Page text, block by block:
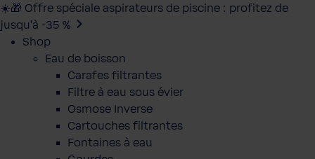
☀️🎁 Offre spéciale aspirateurs de piscine : profitez de
jusqu’à -35 %
Shop
Eau de boisson
Carafes filtrantes
Filtre à eau sous évier
Osmose Inverse
Cartouches filtrantes
Fontaines à eau